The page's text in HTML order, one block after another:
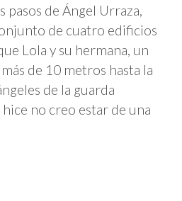
pasos de Ángel Urraza,
de cuatro edificios
Lola y su hermana, un
de 10 metros hasta la
de la guarda
no creo estar de una